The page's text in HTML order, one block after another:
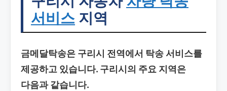
서비스 지역
금메달탁송은 구리시 전역에서 탁송 서비스를
제공하고 있습니다. 구리시의 주요 지역은
다음과 같습니다.